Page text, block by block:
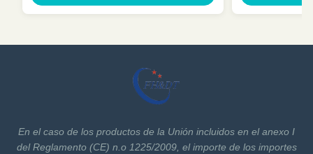
En el caso de los productos de la Unión incluidos en el anexo I
del Reglamento (CE) n.o 1225/2009, el importe de los importes